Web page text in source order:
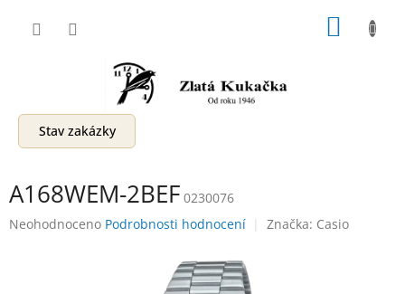
Stav zakázky
A168WEM-2BEF 0230076
Průměrné
Neohodnoceno Podrobnosti hodnocení Značka: Casio